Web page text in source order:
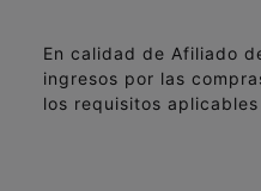
En calidad de Afiliado
ingresos por las
los requisitos aplicables